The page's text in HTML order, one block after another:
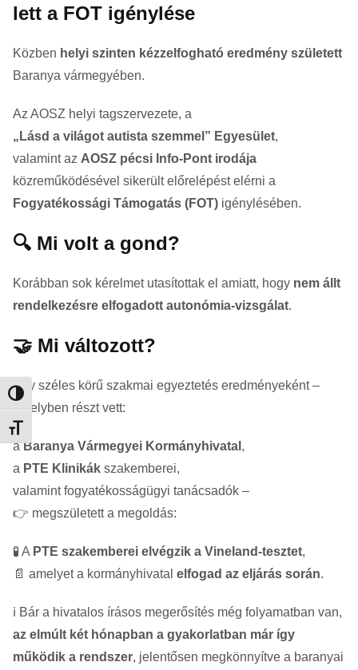
Nagy kontraszt váltása
Betűméret váltása
lett a FOT igénylése
Közben helyi szinten kézzelfogható eredmény született
Baranya vármegyében.
Az AOSZ helyi tagszervezete, a
„Lásd a világot autista szemmel” Egyesület,
valamint az AOSZ pécsi Info-Pont irodája
közreműködésével sikerült előrelépést elérni a
Fogyatékossági Támogatás (FOT) igénylésében.
🔍 Mi volt a gond?
Korábban sok kérelmet utasítottak el amiatt, hogy nem állt
rendelkezésre elfogadott autonómia-vizsgálat.
🤝 Mi változott?
Egy széles körű szakmai egyeztetés eredményeként –
amelyben részt vett:
aBaranya Vármegyei Kormányhivatal ,
a PTE Klinikák szakemberei,
valamint fogyatékosságügyi tanácsadók –
👉 megszületett a megoldás:
🧪 A PTE szakemberei elvégzik a Vineland-tesztet,
📄 amelyet a kormányhivatal elfogad az eljárás során.
ℹ️ Bár a hivatalos írásos megerősítés még folyamatban van,
az elmúlt két hónapban a gyakorlatban már így
működik a rendszer, jelentősen megkönnyítve a baranyai